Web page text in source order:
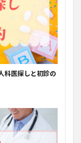
科医探しと初診の